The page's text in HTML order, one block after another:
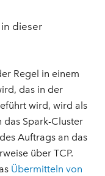
dieser
Regel in einem
das in der
wird, wird als
Spark-Cluster
Auftrags an das
über TCP.
Übermitteln von